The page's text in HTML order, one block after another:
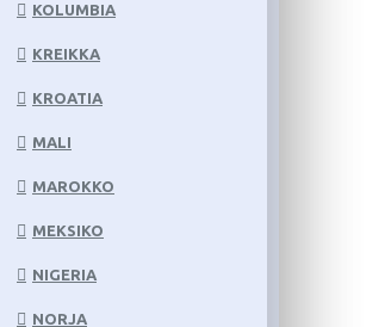
KOLUMBIA
KREIKKA
KROATIA
MALI
MAROKKO
MEKSIKO
NIGERIA
NORJA